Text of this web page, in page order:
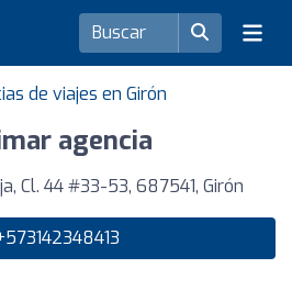
de viajes en Girón
agencia
Cl. 44 #33-53, 687541, Girón